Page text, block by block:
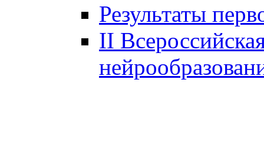
Результаты
II